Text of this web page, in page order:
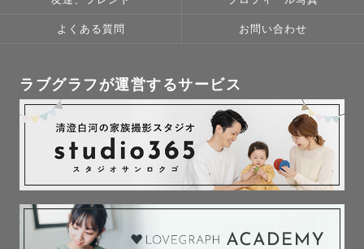
よくある質問 お問い合わせ
ラブグラフが運営するサービス